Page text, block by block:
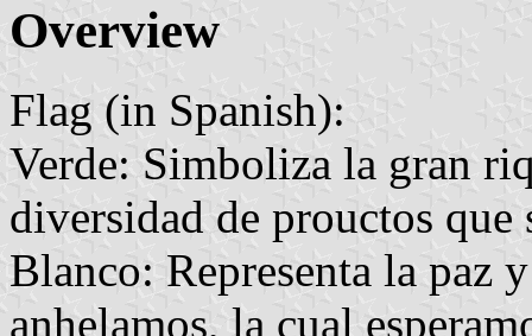
Overview
Flag (in Spanish):
Verde: Simboliza la gran
diversidad de prouctos
Blanco: Representa la paz
anhelamos, la cual